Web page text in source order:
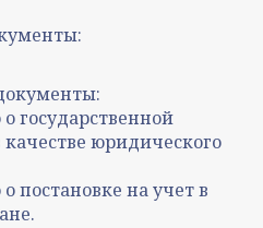
о государственной
юридического
постановке на учет в